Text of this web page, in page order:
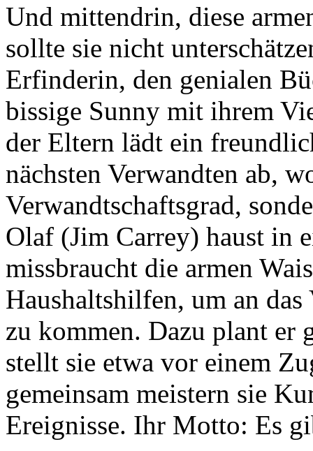
Und mittendrin, diese
sollte sie nicht
Erfinderin, den genialen
bissige Sunny mit ihrem
der Eltern lädt ein
nächsten Verwandten ab,
Verwandtschaftsgrad,
Olaf (Jim Carrey) haust in
missbraucht die armen
Haushaltshilfen, um an
zu kommen. Dazu plant er
stellt sie etwa vor einem
gemeinsam meistern sie
Ereignisse. Ihr Motto: Es